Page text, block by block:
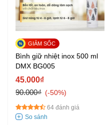
Bình giữ nhiệt inox 500 ml
DMX BG005
45.000₫
90.000₫
-50%
64 đánh giá